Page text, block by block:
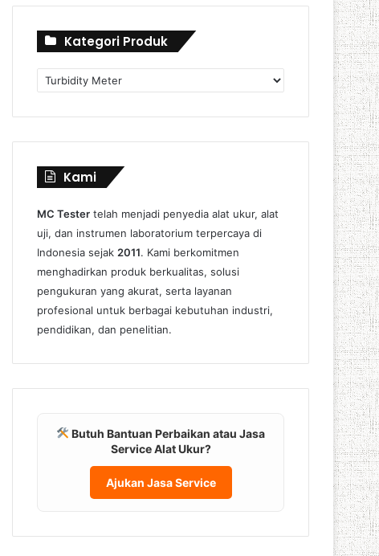
Kategori Produk
Kategori
Produk
Kami
MC Tester telah menjadi penyedia alat ukur, alat
uji, dan instrumen laboratorium terpercaya di
Indonesia sejak 2011. Kami berkomitmen
menghadirkan produk berkualitas, solusi
pengukuran yang akurat, serta layanan
profesional untuk berbagai kebutuhan industri,
pendidikan, dan penelitian.
Butuh Bantuan Perbaikan atau Jasa
Service Alat Ukur?
Ajukan Jasa Service